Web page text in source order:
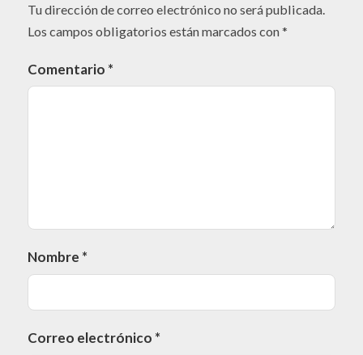
Tu dirección de correo electrónico no será publicada.
Los campos obligatorios están marcados con*
Comentario *
Nombre *
Correo electrónico *